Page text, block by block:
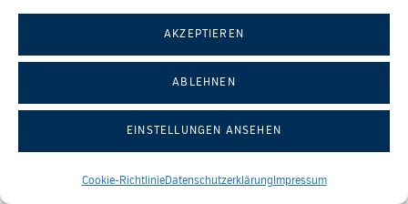
AKZEPTIEREN
ABLEHNEN
EINSTELLUNGEN ANSEHEN
Cookie-RichtlinieDatenschutzerklärungImpressum
Häufige Fragen zu Hydrogel Arthrosamid®
bei Kniearthrose
Was ist die beste Therapie bei